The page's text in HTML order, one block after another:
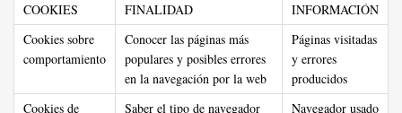
COOKIES FINALIDAD
INFORMACIÓN
Cookies sobre
comportamiento
Conocer las páginas más
populares y posibles errores
en la navegación por la web
Páginas visitadas
y errores
producidos
Cookies de
Saber el tipo de navegador Navegador usado